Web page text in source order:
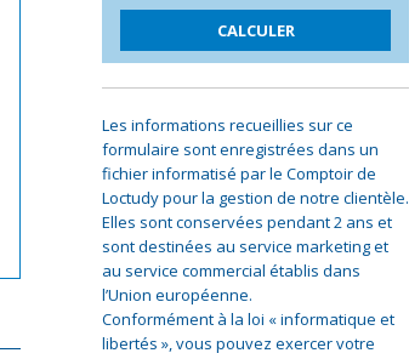
Les informations recueillies sur ce
formulaire sont enregistrées dans un
fichier informatisé par le Comptoir de
Loctudy pour la gestion de notre clientèle.
Elles sont conservées pendant 2 ans et
sont destinées au service marketing et
au service commercial établis dans
l’Union européenne.
Conformément à la loi « informatique et
libertés », vous pouvez exercer votre